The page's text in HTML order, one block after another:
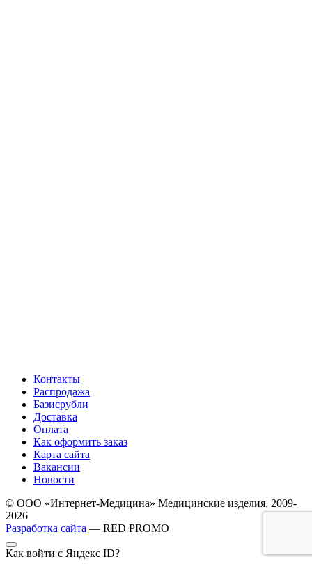
Контакты
Распродажа
Базисрубли
Доставка
Оплата
Как оформить заказ
Карта сайта
Вакансии
Новости
© ООО «Интернет-Медицина» Медицинские изделия, 2009-
2026
Разработка сайта — RED PROMO
Как войти с Яндекс ID?